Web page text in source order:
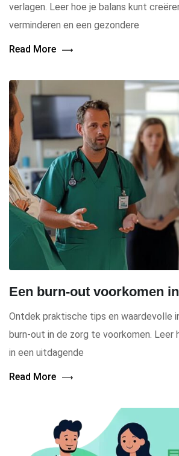
verlagen. Leer hoe je balans kunt
verminderen en een gezondere
Read More
Een burn-out voorkomen
Ontdek praktische tips en waardevolle
burn-out in de zorg te voorkomen. Leer
in een uitdagende
Read More